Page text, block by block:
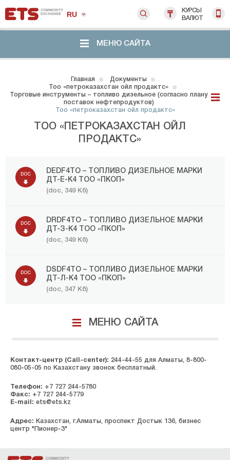
RU
КУРСЫ
ВАЛЮТ
МЕНЮ САЙТА
Главная
Документы
Тоо «петроказахстан ойл продактс»
Торговые инструменты – топливо дизельное (согласно плану
поставок нефтепродуктов)
Тоо «петроказахстан ойл продактс»
ТОО «ПЕТРОКАЗАХСТАН ОЙЛ
ПРОДАКТС»
DOC
DEDF4TO – ТОПЛИВО ДИЗЕЛЬНОЕ МАРКИ
ДТ-Е-K4 ТОО «ПКОП»
(doc, 349 Кб)
DOC
DRDF4TO – ТОПЛИВО ДИЗЕЛЬНОЕ МАРКИ
ДТ-З-K4 ТОО «ПКОП»
(doc, 349 Кб)
DOC
DSDF4TO – ТОПЛИВО ДИЗЕЛЬНОЕ МАРКИ
ДТ-Л-K4 ТОО «ПКОП»
(doc, 347 Кб)
МЕНЮ САЙТА
Контакт-центр (Call-center): 244-44-55 для Алматы, 8-800-
080-05-05 по Казахстану звонок бесплатный.
Телефон: +7 727 244-5780
Факс: +7 727 244-5779
E-mail: ets@ets.kz
Адрес: Казахстан, г.Алматы, проспект Достык 136, бизнес
центр "Пионер-3"